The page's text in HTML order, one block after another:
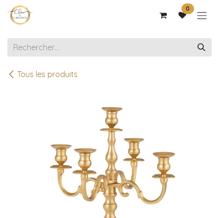
Se rendre au contenu 0
Tous les produits